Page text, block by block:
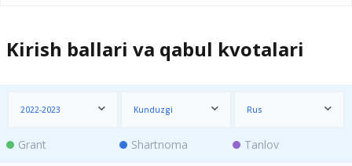
Kirish ballari va qabul kvotalari
2022-2023 Kunduzgi Rus
Grant Shartnoma Tanlov